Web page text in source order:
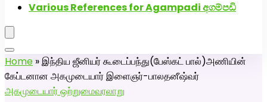
Various References for Agampadi අගම්පඩි
Home »இந்திய ஜீனியர் கூடைப்பந்து(பேஸ்கட் பால்)அணியின்
கேப்டனான அகமுடையார் இளைஞர்-பாலதனீஷ்வர்
அகமுடையார் ஒற்றுமைவரலாறு